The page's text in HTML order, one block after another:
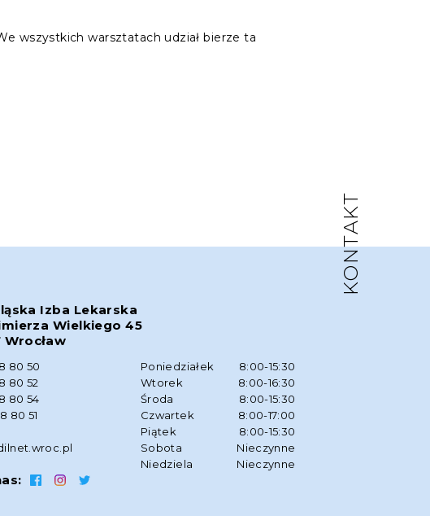
wszystkich warsztatach udział bierze ta
KONTAKT
Izba Lekarska
Wielkiego 45
Wrocław
80 50
80 52
80 54
80 51
Poniedziałek
8:00-15:30
Wtorek
8:00-16:30
Środa
8:00-15:30
Czwartek
8:00-17:00
Piątek
8:00-15:30
Sobota
Nieczynne
Niedziela
Nieczynne